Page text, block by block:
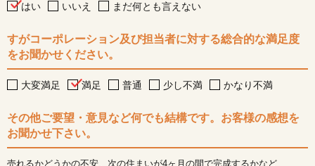
はい いいえ まだ何とも言えない
すがコーポレーション及び担当者に対する総合的な満足度
をお聞かせください。
大変満足 満足 普通 少し不満 かなり不満
その他ご要望・意見など何でも結構です。お客様の感想を
お聞かせ下さい。
売れるかどうかの不安、次の住まいが4ヶ月の間で完成するかなど